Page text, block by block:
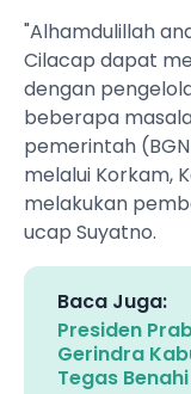
"Alhamdulillah
Cilacap dapat
dengan
beberapa
pemerintah
melalui Korkam,
melakukan
ucap Suyatno.
Baca Juga:
Presiden
Gerindra
Tegas